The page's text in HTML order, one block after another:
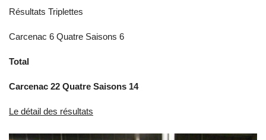
Résultats Triplettes
Carcenac 6 Quatre Saisons 6
Total
Carcenac 22 Quatre Saisons 14
Le détail des résultats